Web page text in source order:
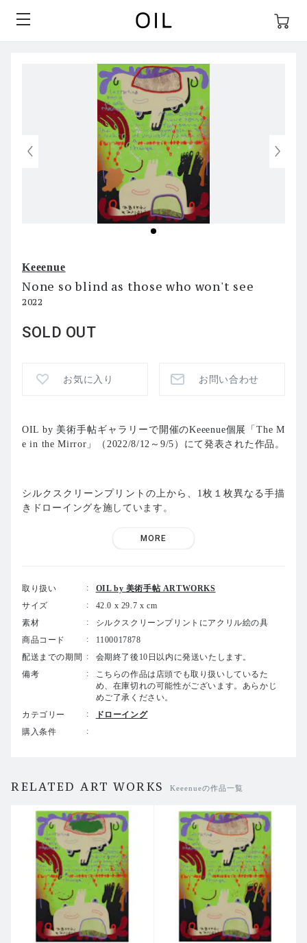
Keeenue
None so blind as those who won't see
2022
SOLD OUT
お気に入り お問い合わせ
OIL by 美術手帖ギャラリーで開催のKeeenue個展「The M
e in the Mirror」（2022/8/12～9/5）にて発表された作品。
シルクスクリーンプリントの上から、1枚１枚異なる手描
きドローイングを施しています。
表するほか、多数の企業とのコラボレーションを⼿掛けて
います。縦横無尽にぐにゃりと伸びる⼿⾜。動物なのか⼈
くもユーモア を感じさせるKeeenueの作品は、ひと⽬で鑑
賞者を魅了し⾒る者の想像⼒を掻き⽴てます。
約1年半ぶりの個展となる本展のテーマは、「The Me in t
he Mirror」です。“鏡に写った私”という意味を持つこのタ
イトルは、Keeenueの近年の⼼境の変化を表しています。
これまでは、⾃⾝の経験や⽬にした⾵景からモチーフを選
び取ることが多かったという彼⼥ですが、この1年は⾃分
き合いました。
本展では3つのタイプの新作を発表。複数のキャンバスを
組み合わせたペインティング作品では、⼀つひとつの絵が
それとして完結しつつも、離れて⾒ることで別の物語が浮
かび上がります。暖簾型の作品では、壁を作るでもなく全
開でもない他者との向き合い⽅の揺らぎを、そしてシルク
スクリーンの平⾯作品では、プリントの上からさらにドロ
ーイングを施し、相⼿を深く知ることで⾒えてくる発⾒を
表現します。
MORE
取り扱い
OIL by 美術手帖 ARTWORKS
サイズ
42.0 x 29.7 x cm
素材
シルクスクリーンプリントにアクリル絵の具
商品コード
1100017878
配送までの期間
会期終了後10日以内に発送いたします。
備考
こちらの作品は店頭でも取り扱いしているた
め、在庫切れの可能性がございます。あらかじ
めご了承ください。
カテゴリー
ドローイング
購入条件
RELATED ART WORKS Keeenueの作品一覧